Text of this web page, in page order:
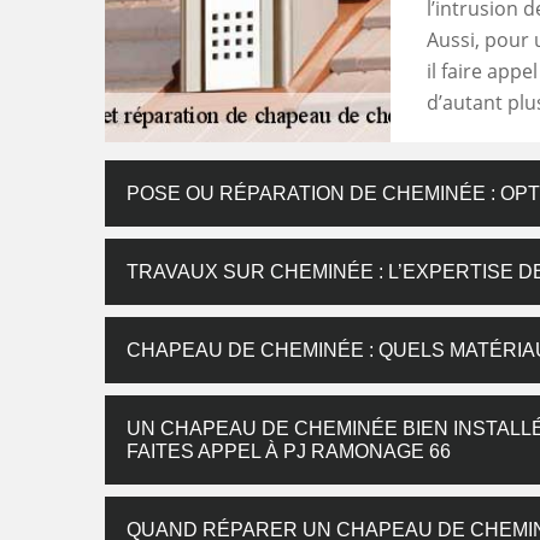
l’intrusion
Aussi, pour
il faire
d’autant
POSE OU RÉPARATION DE CHEMINÉE :
TRAVAUX SUR CHEMINÉE : L’EXPERTISE
CHAPEAU DE CHEMINÉE : QUELS
UN CHAPEAU DE CHEMINÉE BIEN
FAITES APPEL À PJ RAMONAGE 66
QUAND RÉPARER UN CHAPEAU DE